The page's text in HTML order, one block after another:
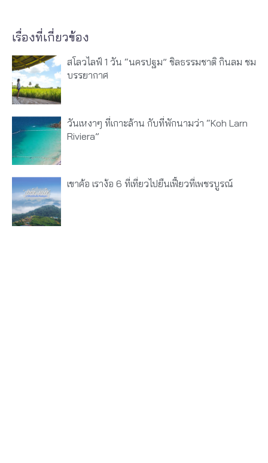
เรื่องที่เกี่ยวข้อง
สโลวไลฟ์ 1 วัน “นครปฐม” ชิลธรรมชาติ กินลม ชม
บรรยากาศ
วันเหงาๆ ที่เกาะล้าน กับที่พักนามว่า “Koh Larn
Riviera”
เขาค้อ เราง้อ 6 ที่เที่ยวไปยืนเฟี้ยวที่เพชรบูรณ์